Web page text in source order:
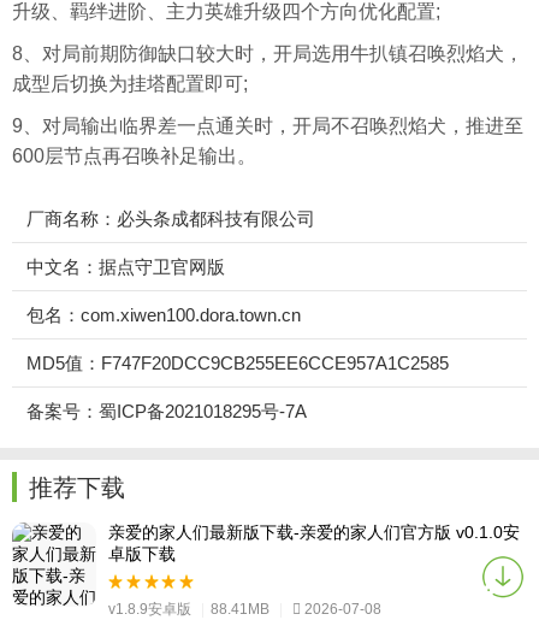
升级、羁绊进阶、主力英雄升级四个方向优化配置;
8、对局前期防御缺口较大时，开局选用牛扒镇召唤烈焰犬，
成型后切换为挂塔配置即可;
9、对局输出临界差一点通关时，开局不召唤烈焰犬，推进至
600层节点再召唤补足输出。
厂商名称：必头条成都科技有限公司
中文名：据点守卫官网版
包名：com.xiwen100.dora.town.cn
MD5值：F747F20DCC9CB255EE6CCE957A1C2585
备案号：蜀ICP备2021018295号-7A
推荐下载
亲爱的家人们最新版下载-亲爱的家人们官方版 v0.1.0安
卓版下载
v1.8.9安卓版 88.41MB 2026-07-08